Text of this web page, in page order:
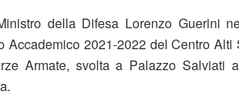
della Difesa Lorenzo Guerini
Accademico 2021-2022 del Centro
Armate, svolta a Palazzo Salviati